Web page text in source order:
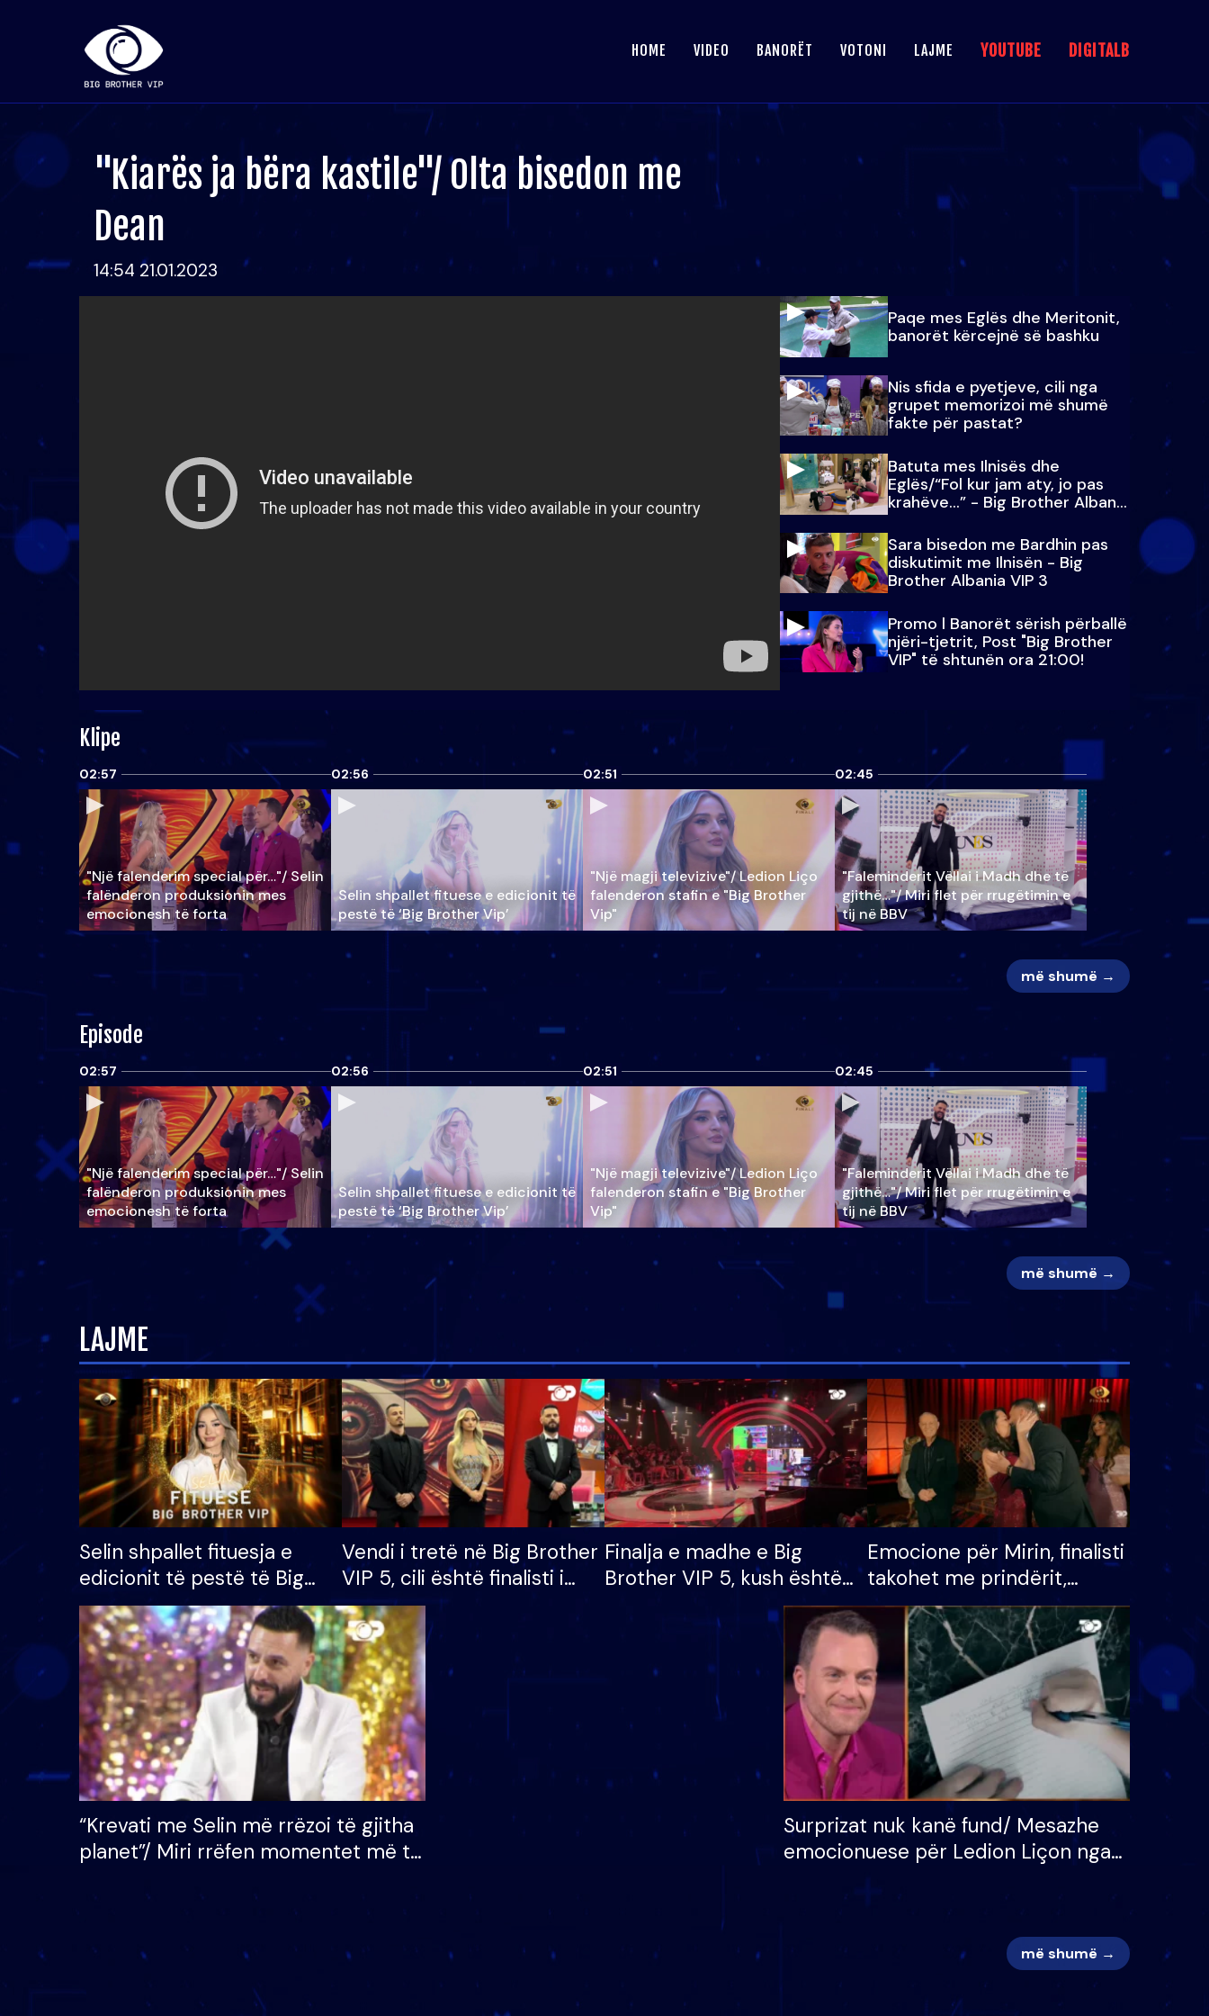
HOME VIDEO BANORËT VOTONI LAJME YOUTUBE DIGITALB
"Kiarës ja bëra kastile"/ Olta bisedon me
Dean
14:54 21.01.2023
Paqe mes Eglës dhe Meritonit,
banorët kërcejnë së bashku
Nis sfida e pyetjeve, cili nga
grupet memorizoi më shumë
fakte për pastat?
Batuta mes Ilnisës dhe
Eglës/“Fol kur jam aty, jo pas
krahëve…” - Big Brother Albania
VIP 3
Sara bisedon me Bardhin pas
diskutimit me Ilnisën - Big
Brother Albania VIP 3
Promo l Banorët sërish përballë
njëri-tjetrit, Post "Big Brother
VIP" të shtunën ora 21:00!
Klipe
02:57
"Një falenderim special për…"/ Selin
falënderon produksionin mes
emocionesh të forta
02:56
Selin shpallet fituese e edicionit të
pestë të ‘Big Brother Vip’
02:51
"Një magji televizive"/ Ledion Liço
falenderon stafin e "Big Brother
Vip"
02:45
"Faleminderit Vëllai i Madh dhe të
gjithë…"/ Miri flet për rrugëtimin e
tij në BBV
më shumë →
Episode
02:57
"Një falenderim special për…"/ Selin
falënderon produksionin mes
emocionesh të forta
02:56
Selin shpallet fituese e edicionit të
pestë të ‘Big Brother Vip’
02:51
"Një magji televizive"/ Ledion Liço
falenderon stafin e "Big Brother
Vip"
02:45
"Faleminderit Vëllai i Madh dhe të
gjithë…"/ Miri flet për rrugëtimin e
tij në BBV
më shumë →
LAJME
Selin shpallet fituesja e
edicionit të pestë të Big
Brother VIP, rrëmben
çmimin e madh prej 100
mijë eurosh
Vendi i tretë në Big Brother
VIP 5, cili është finalisti i
radhës që lë shtëpinë
Finalja e madhe e Big
Brother VIP 5, kush është
banori i parë që lë shtëpinë
dhe humb mundësinë për
të fituar çmimin e madh
Emocione për Mirin, finalisti
takohet me prindërit,
vajzën dhe bashkëshorten:
S’kemi ndonjë letër divorci
apo jo?
“Krevati me Selin më rrëzoi të gjitha
planet”/ Miri rrëfen momentet më të
mungojë zilja e mëngjesit kur…
Surprizat nuk kanë fund/ Mesazhe
emocionuese për Ledion Liçon nga
më shumë →